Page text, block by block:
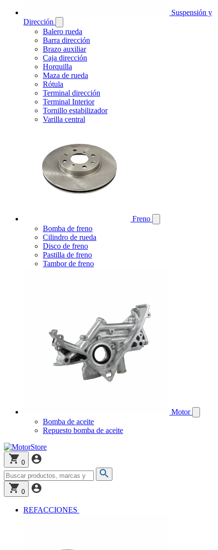
Suspensión y
Dirección
Balero rueda
Barra dirección
Brazo auxiliar
Caja dirección
Horquilla
Maza de rueda
Rótula
Terminal dirección
Terminal Interior
Tornillo estabilizador
Varilla central
Freno
Bomba de freno
Cilindro de rueda
Disco de freno
Pastilla de freno
Tambor de freno
Motor
Bomba de aceite
Repuesto bomba de aceite
0
0
REFACCIONES